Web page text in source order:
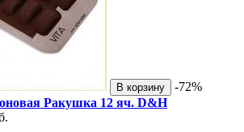
В корзину
-72%
Ракушка 12 яч. D&H